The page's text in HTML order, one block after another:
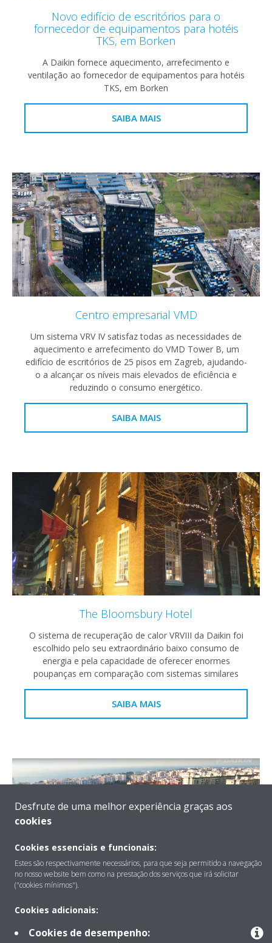
Novo edifício de escritórios para o
fornecedor de equipamentos para hotéis
TKS, em Borken
A Daikin fornece aquecimento, arrefecimento e
ventilação ao fornecedor de equipamentos para hotéis
TKS, em Borken
SAIBA MAIS
Centro empresarial VMD
Um sistema VRV IV satisfaz todas as necessidades de
aquecimento e arrefecimento do VMD Tower B, um
edifício de escritórios de 25 pisos em Zagreb, ajudando-
o a alcançar os níveis mais elevados de eficiência e
reduzindo o consumo energético.
SAIBA MAIS
The Bloomsbury Hotel
O sistema de recuperação de calor VRVIII da Daikin foi
escolhido pelo seu extraordinário baixo consumo de
energia e pela capacidade de oferecer enormes
poupanças em comparação com sistemas similares
SAIBA MAIS
destinados a oferecer aos clientes uma experiência
Desfrute de uma melhor experiência graças aos
cookies
Cookies essenciais e funcionais:
Estes são respectivamente necessários, para que seja permitido a navegação
no nosso website bem como na prestação dos serviços que irá solicitar
("cookies mínimos").
Cookies adicionais:
Cookies de desempenho: